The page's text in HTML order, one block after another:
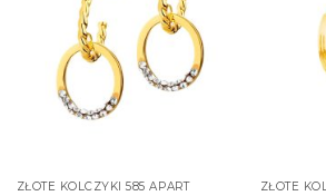
ZŁOTE KOLCZYKI 585 APART ZŁOTE